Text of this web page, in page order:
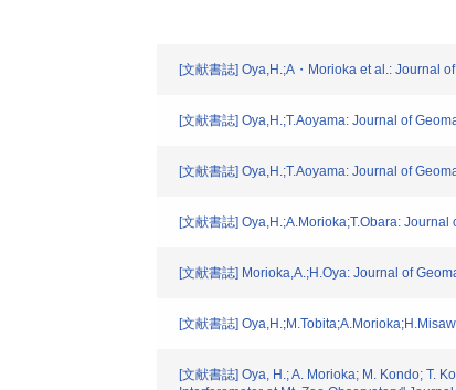
[文献書誌] Oya,H.;A・Morioka et al.: Journal
[文献書誌] Oya,H.;T.Aoyama: Journal of
[文献書誌] Oya,H.;T.Aoyama: Journal of
[文献書誌] Oya,H.;A.Morioka;T.Obara:
[文献書誌] Morioka,A.;H.Oya: Journal of
[文献書誌]
[文献書誌] Oya, H.; A. Morioka; M. Kondo; T.